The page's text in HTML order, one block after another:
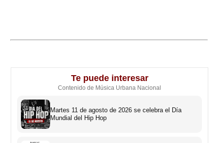
Te puede interesar
Contenido de Música Urbana Nacional
Martes 11 de agosto de 2026 se celebra el Día
Mundial del Hip Hop